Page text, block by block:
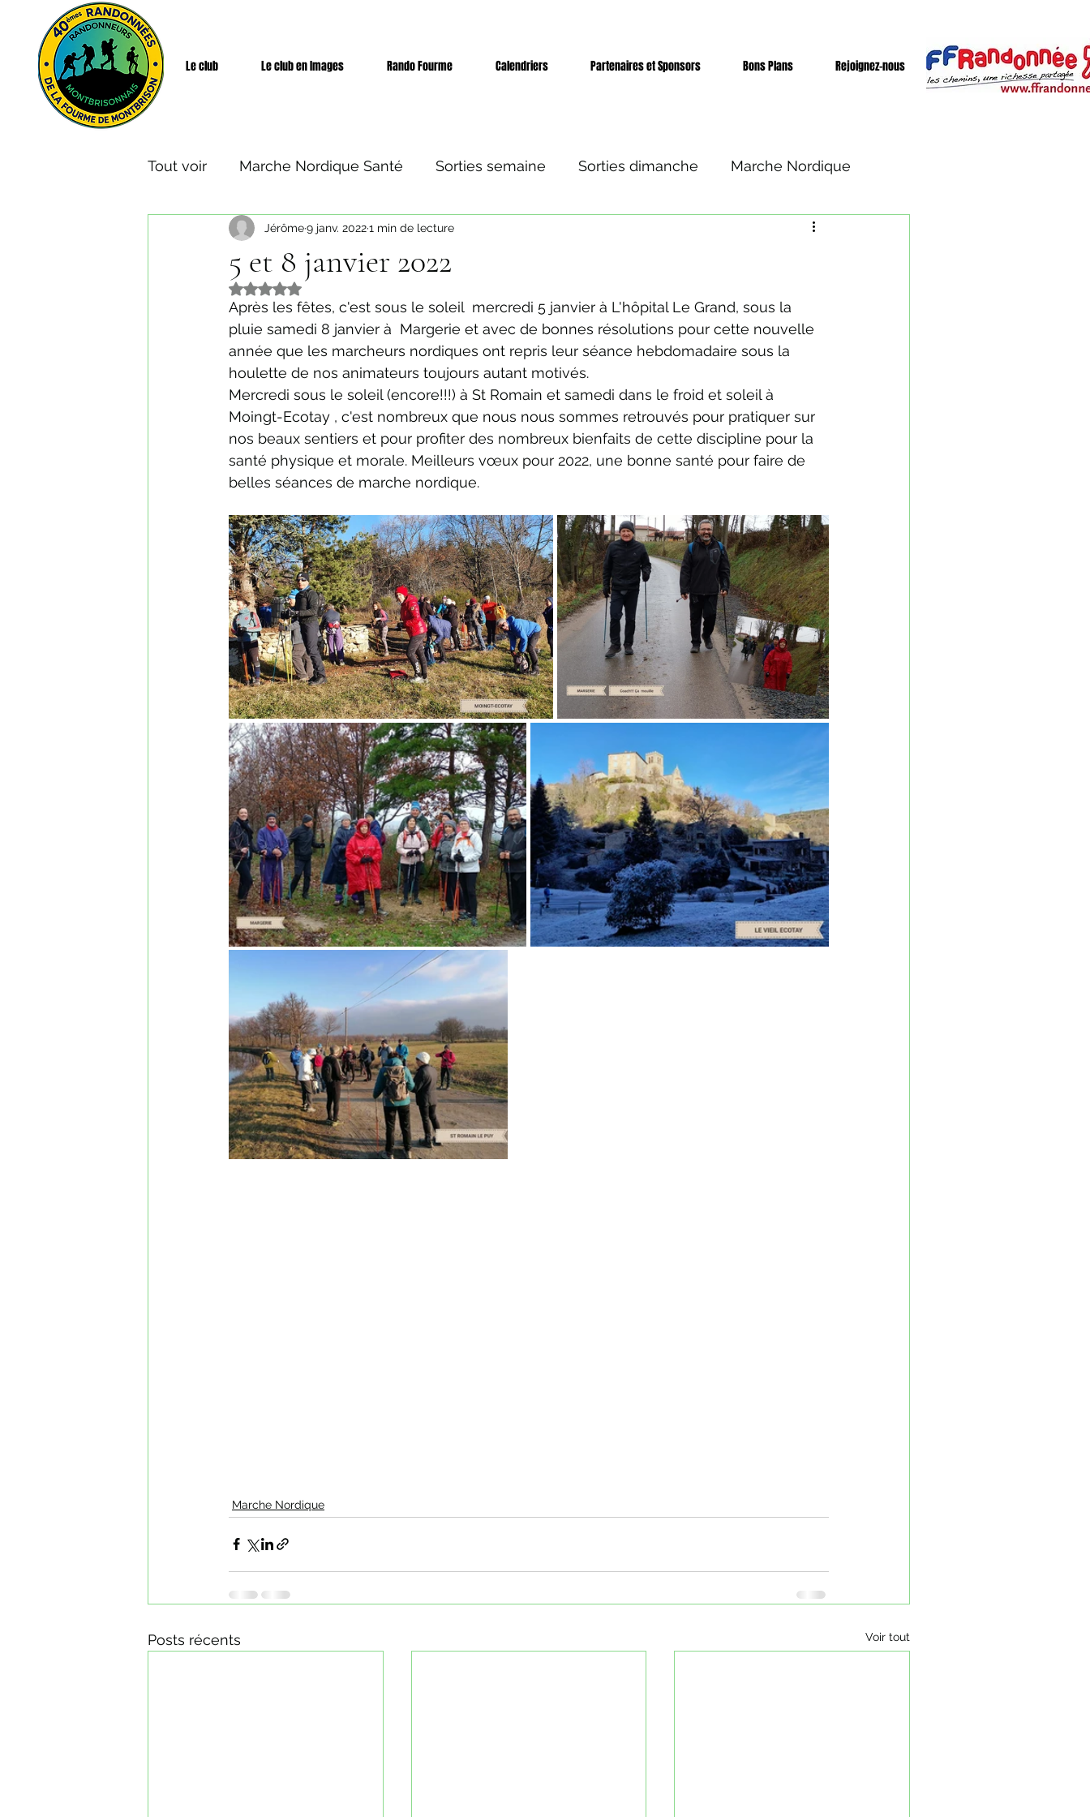
Le club Le club en Images Rando Fourme Calendriers Partenaires et Sponsors Bons Plans Rejoignez-nous
Tout voir Marche Nordique Santé Sorties semaine Sorties dimanche Marche Nordique
Rando Santé Week-end et séjours
5 et 8 janvier 2022
Jérôme9 janv. 20221 min de lecture
Noté NaN étoiles sur 5.
Après les fêtes, c'est sous le soleil  mercredi 5 janvier à L'hôpital Le Grand, sous la
pluie samedi 8 janvier à  Margerie et avec de bonnes résolutions pour cette nouvelle
année que les marcheurs nordiques ont repris leur séance hebdomadaire sous la
houlette de nos animateurs toujours autant motivés.
Mercredi sous le soleil (encore!!!) à St Romain et samedi dans le froid et soleil à
Moingt-Ecotay , c'est nombreux que nous nous sommes retrouvés pour pratiquer sur
nos beaux sentiers et pour profiter des nombreux bienfaits de cette discipline pour la
santé physique et morale. Meilleurs vœux pour 2022, une bonne santé pour faire de
belles séances de marche nordique.
Marche Nordique
Posts récents Voir tout